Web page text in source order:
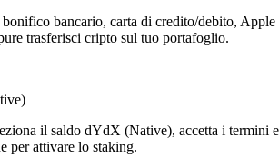
bancario, carta di credito/debito, Apple
trasferisci cripto sul tuo portafoglio.
il saldo dYdX (Native), accetta i termini e
per attivare lo staking.